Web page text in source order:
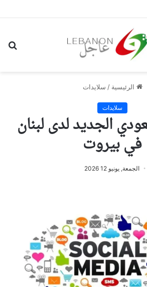
الرئيسية / سلايدات
سلايدات
الجديد لدى لبنان
في بيروت
الجمعة, يونيو 12 2026